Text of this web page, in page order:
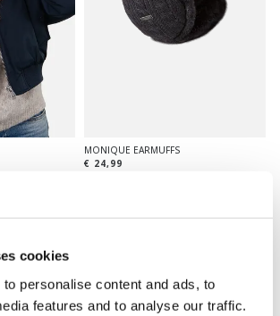
cookies
personalise content and ads, to
features and to analyse our traffic.
MONIQUE EARMUFFS
€ 24,99